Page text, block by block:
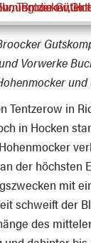
Vorwerke
und
Tentzerow in
in Hocken
der höchsten
mit
schweift der
des